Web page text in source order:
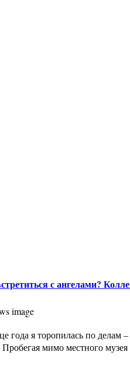
с ангелами?
года я торопилась по делам
Пробегая мимо местного музея